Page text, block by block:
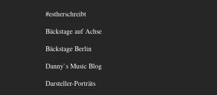
#estherschreibt
Bäckstage auf Achse
Bäckstage Berlin
Danny`s Music Blog
Darsteller-Porträts